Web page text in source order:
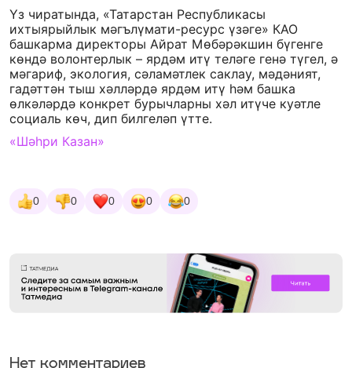
Үз чиратында, «Татарстан Республикасы
ихтыярыйлык мәгълүмати-ресурс үзәге» КАО
башкарма директоры Айрат Мөбәрәкшин бүгенге
көндә волонтерлык – ярдәм итү теләге генә түгел, ә
мәгариф, экология, сәламәтлек саклау, мәдәният,
гадәттән тыш хәлләрдә ярдәм итү һәм башка
өлкәләрдә конкрет бурычларны хәл итүче куәтле
социаль көч, дип билгеләп үтте.
«Шәһри Казан»
0 0 0 0 0
Нет комментариев